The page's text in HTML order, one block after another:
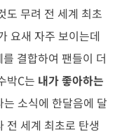
도 무려 전 세계 최초
요새 자주 보이는데
를 결합하여 팬들이 더
박C는 내가 좋아하는
소식에 한달음에 달
전 세계 최초로 탄생